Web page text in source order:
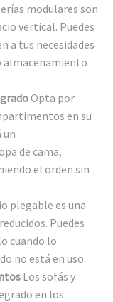
modulares son
vertical. Puedes
a tus necesidades
almacenamiento
Opta por
en su
un
de cama,
el orden sin
plegable es una
Puedes
cuando lo
no está en uso.
Los sofás y
en los